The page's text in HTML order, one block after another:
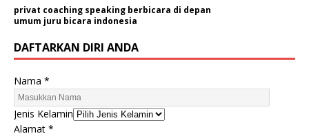
privat coaching speaking berbicara di depan
umum juru bicara indonesia
DAFTARKAN DIRI ANDA
Nama *
Jenis Kelamin
Alamat *